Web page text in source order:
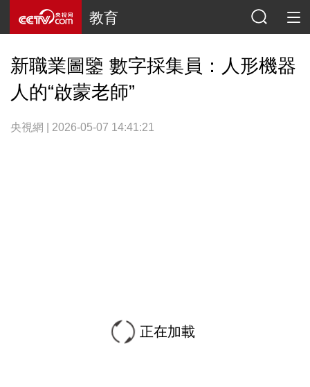
教育
新職業圖鑒 數字採集員：人形機器
人的“啟蒙老師”
央視網 | 2026-05-07 14:41:21
正在加載